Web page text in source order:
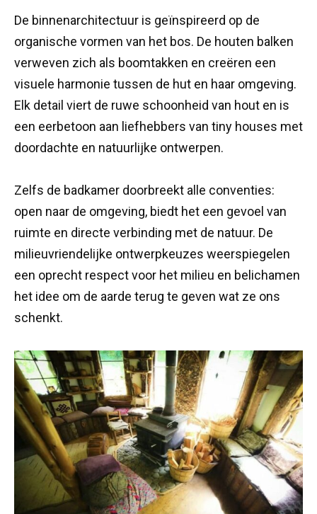
De binnenarchitectuur is geïnspireerd op de
organische vormen van het bos. De houten balken
verweven zich als boomtakken en creëren een
visuele harmonie tussen de hut en haar omgeving.
Elk detail viert de ruwe schoonheid van hout en is
een eerbetoon aan liefhebbers van tiny houses met
doordachte en natuurlijke ontwerpen.
Zelfs de badkamer doorbreekt alle conventies:
open naar de omgeving, biedt het een gevoel van
ruimte en directe verbinding met de natuur. De
milieuvriendelijke ontwerpkeuzes weerspiegelen
een oprecht respect voor het milieu en belichamen
het idee om de aarde terug te geven wat ze ons
schenkt.